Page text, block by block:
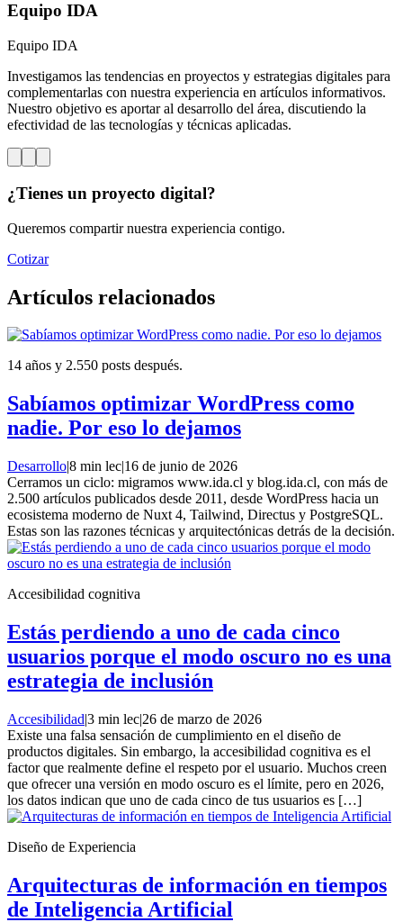
Equipo IDA
Equipo IDA
Investigamos las tendencias en proyectos y estrategias digitales para
complementarlas con nuestra experiencia en artículos informativos.
Nuestro objetivo es aportar al desarrollo del área, discutiendo la
efectividad de las tecnologías y técnicas aplicadas.
¿Tienes un proyecto digital?
Queremos compartir nuestra experiencia contigo.
Cotizar
Artículos relacionados
14 años y 2.550 posts después.
Sabíamos optimizar WordPress como
nadie. Por eso lo dejamos
Desarrollo|8 min lec|16 de junio de 2026
Cerramos un ciclo: migramos www.ida.cl y blog.ida.cl, con más de
2.500 artículos publicados desde 2011, desde WordPress hacia un
ecosistema moderno de Nuxt 4, Tailwind, Directus y PostgreSQL.
Estas son las razones técnicas y arquitectónicas detrás de la decisión.
Accesibilidad cognitiva
Estás perdiendo a uno de cada cinco
usuarios porque el modo oscuro no es una
estrategia de inclusión
Accesibilidad|3 min lec|26 de marzo de 2026
Existe una falsa sensación de cumplimiento en el diseño de
productos digitales. Sin embargo, la accesibilidad cognitiva es el
factor que realmente define el respeto por el usuario. Muchos creen
que ofrecer una versión en modo oscuro es el límite, pero en 2026,
los datos indican que uno de cada cinco de tus usuarios es […]
Diseño de Experiencia
Arquitecturas de información en tiempos
de Inteligencia Artificial